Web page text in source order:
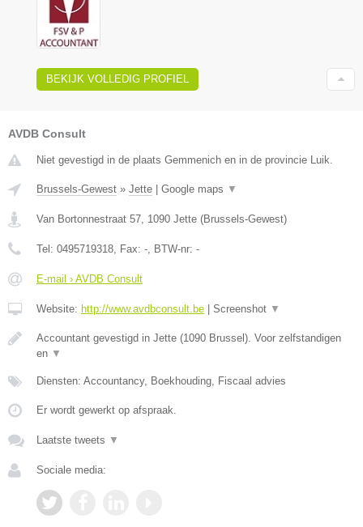
BEKIJK VOLLEDIG PROFIEL
AVDB Consult
Niet gevestigd in de plaats Gemmenich en in de provincie Luik.
Brussels-Gewest » Jette | Google maps ▼
Van Bortonnestraat 57 1090 Jette (Brussels-Gewest)
Tel: 0495719318 , Fax: - , BTW-nr: -
E-mail › AVDB Consult
Website: http://www.avdbconsult.be | Screenshot ▼
Accountant gevestigd in Jette (1090 Brussel). Voor zelfstandigen
en ▼
Diensten: Accountancy, Boekhouding, Fiscaal advies
Er wordt gewerkt op afspraak.
Laatste tweets ▼
Sociale media: